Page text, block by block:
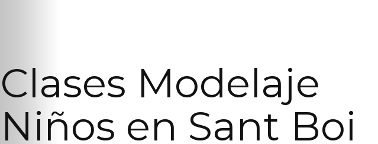
Clases Modelaje
Niños en Sant Boi